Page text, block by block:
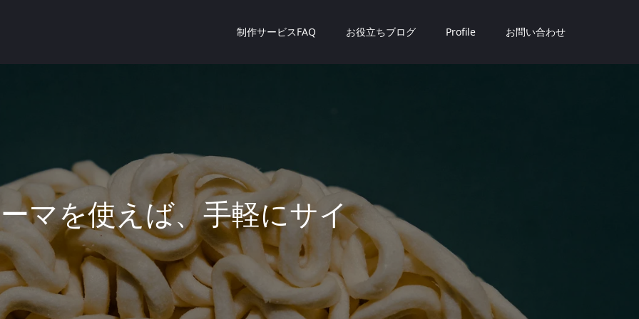
制作サービスFAQ お役立ちブログ Profile お問い合わせ
を使えば、手軽にサイト完成